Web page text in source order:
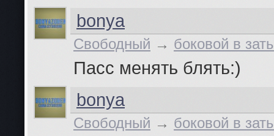
bonya
Свободный → боковой в
Пасс менять блять:)
bonya
Свободный → боковой в